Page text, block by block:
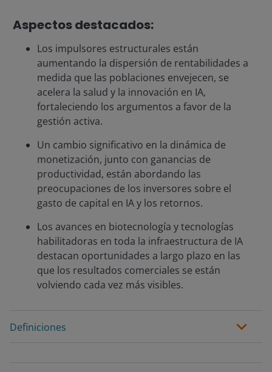
Aspectos destacados:
Los impulsores estructurales están
aumentando la dispersión de rentabilidades a
medida que las poblaciones envejecen, se
acelera la salud y la innovación en IA,
fortaleciendo los argumentos a favor de la
gestión activa.
Un cambio significativo en la dinámica de
monetización, junto con ganancias de
productividad, están abordando las
preocupaciones de los inversores sobre el
gasto de capital en IA y los retornos.
Los avances en biotecnología y tecnologías
habilitadoras en toda la infraestructura de IA
destacan oportunidades a largo plazo en las
que los resultados comerciales se están
volviendo cada vez más visibles.
Definiciones